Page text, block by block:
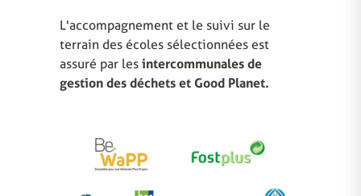
L'accompagnement et le suivi sur le
terrain des écoles sélectionnées est
assuré par les intercommunales de
gestion des déchets et Good Planet.